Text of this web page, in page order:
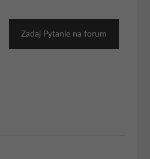
Zadaj Pytanie na forum